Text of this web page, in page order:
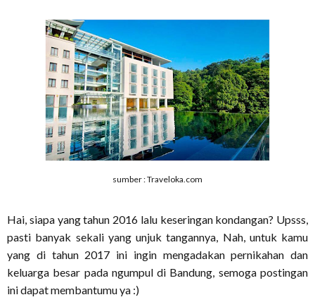
sumber : Traveloka.com
Hai, siapa yang tahun 2016 lalu keseringan kondangan? Upsss,
pasti banyak sekali yang unjuk tangannya, Nah, untuk kamu
yang di tahun 2017 ini ingin mengadakan pernikahan dan
keluarga besar pada ngumpul di Bandung, semoga postingan
ini dapat membantumu ya :)